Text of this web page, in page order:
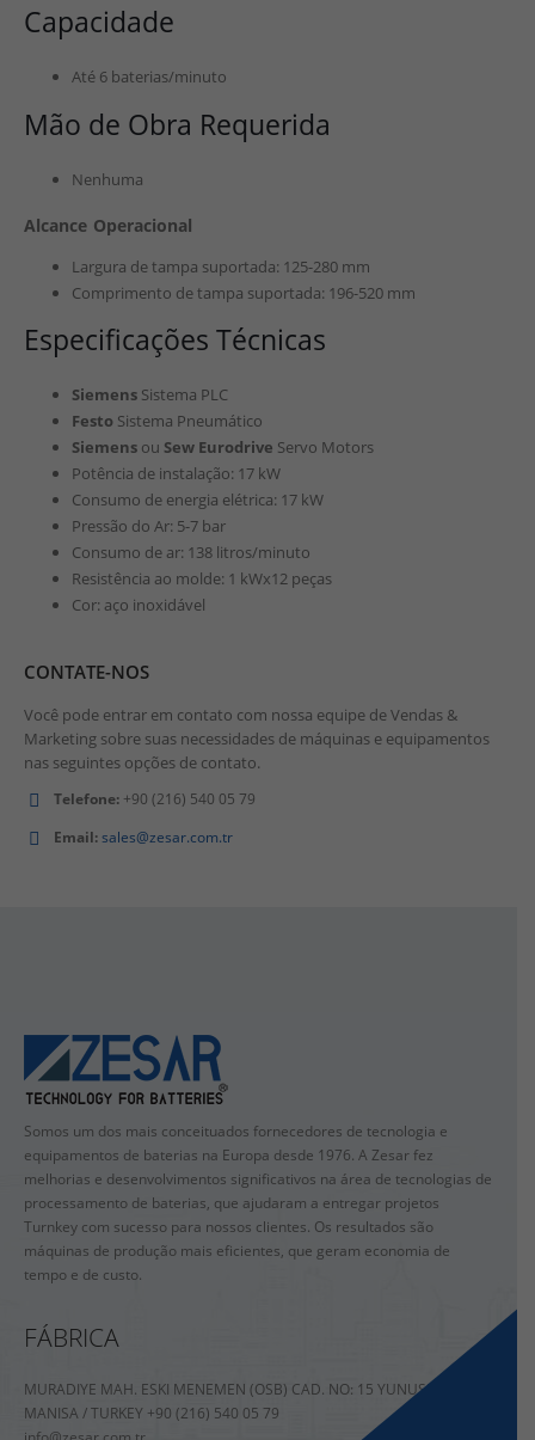
Capacidade
Até 6 baterias/minuto
Mão de Obra Requerida
Nenhuma
Alcance Operacional
Largura de tampa suportada: 125-280 mm
Comprimento de tampa suportada: 196-520 mm
Especificações Técnicas
Siemens Sistema PLC
Festo Sistema Pneumático
Siemens ou Sew Eurodrive Servo Motors
Potência de instalação: 17 kW
Consumo de energia elétrica: 17 kW
Pressão do Ar: 5-7 bar
Consumo de ar: 138 litros/minuto
Resistência ao molde: 1 kWx12 peças
Cor: aço inoxidável
CONTATE-NOS
Você pode entrar em contato com nossa equipe de Vendas &
Marketing sobre suas necessidades de máquinas e equipamentos
nas seguintes opções de contato.
Telefone: +90 (216) 540 05 79
Email:sales@zesar.com.tr
Somos um dos mais conceituados fornecedores de tecnologia e
equipamentos de baterias na Europa desde 1976. A Zesar fez
melhorias e desenvolvimentos significativos na área de tecnologias de
processamento de baterias, que ajudaram a entregar projetos
Turnkey com sucesso para nossos clientes. Os resultados são
máquinas de produção mais eficientes, que geram economia de
tempo e de custo.
FÁBRICA
MURADIYE MAH. ESKI MENEMEN (OSB) CAD. NO: 15 YUNUSEMRE /
MANISA / TURKEY +90 (216) 540 05 79
info@zesar.com.tr